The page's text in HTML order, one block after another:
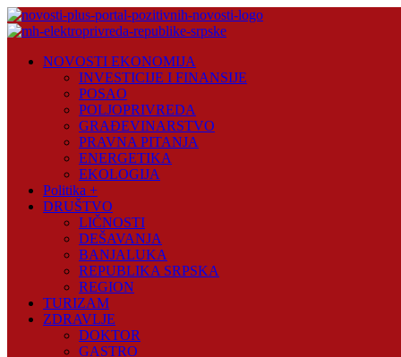
Skip
to
Plus
NOVOSTI EKONOMIJA
INVESTICIJE I FINANSIJE
POSAO
POLJOPRIVREDA
GRAĐEVINARSTVO
PRAVNA PITANJA
ENERGETIKA
EKOLOGIJA
Politika +
DRUŠTVO
LIČNOSTI
DEŠAVANJA
BANJALUKA
REPUBLIKA SRPSKA
REGION
TURIZAM
ZDRAVLJE
DOKTOR
GASTRO